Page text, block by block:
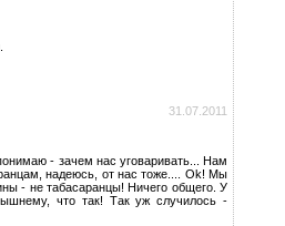
31.07.2011
- зачем нас уговаривать... Нам
надеюсь, от нас тоже.... Ok! Мы
- не табасаранцы! Ничего общего. У
что так! Так уж случилось -